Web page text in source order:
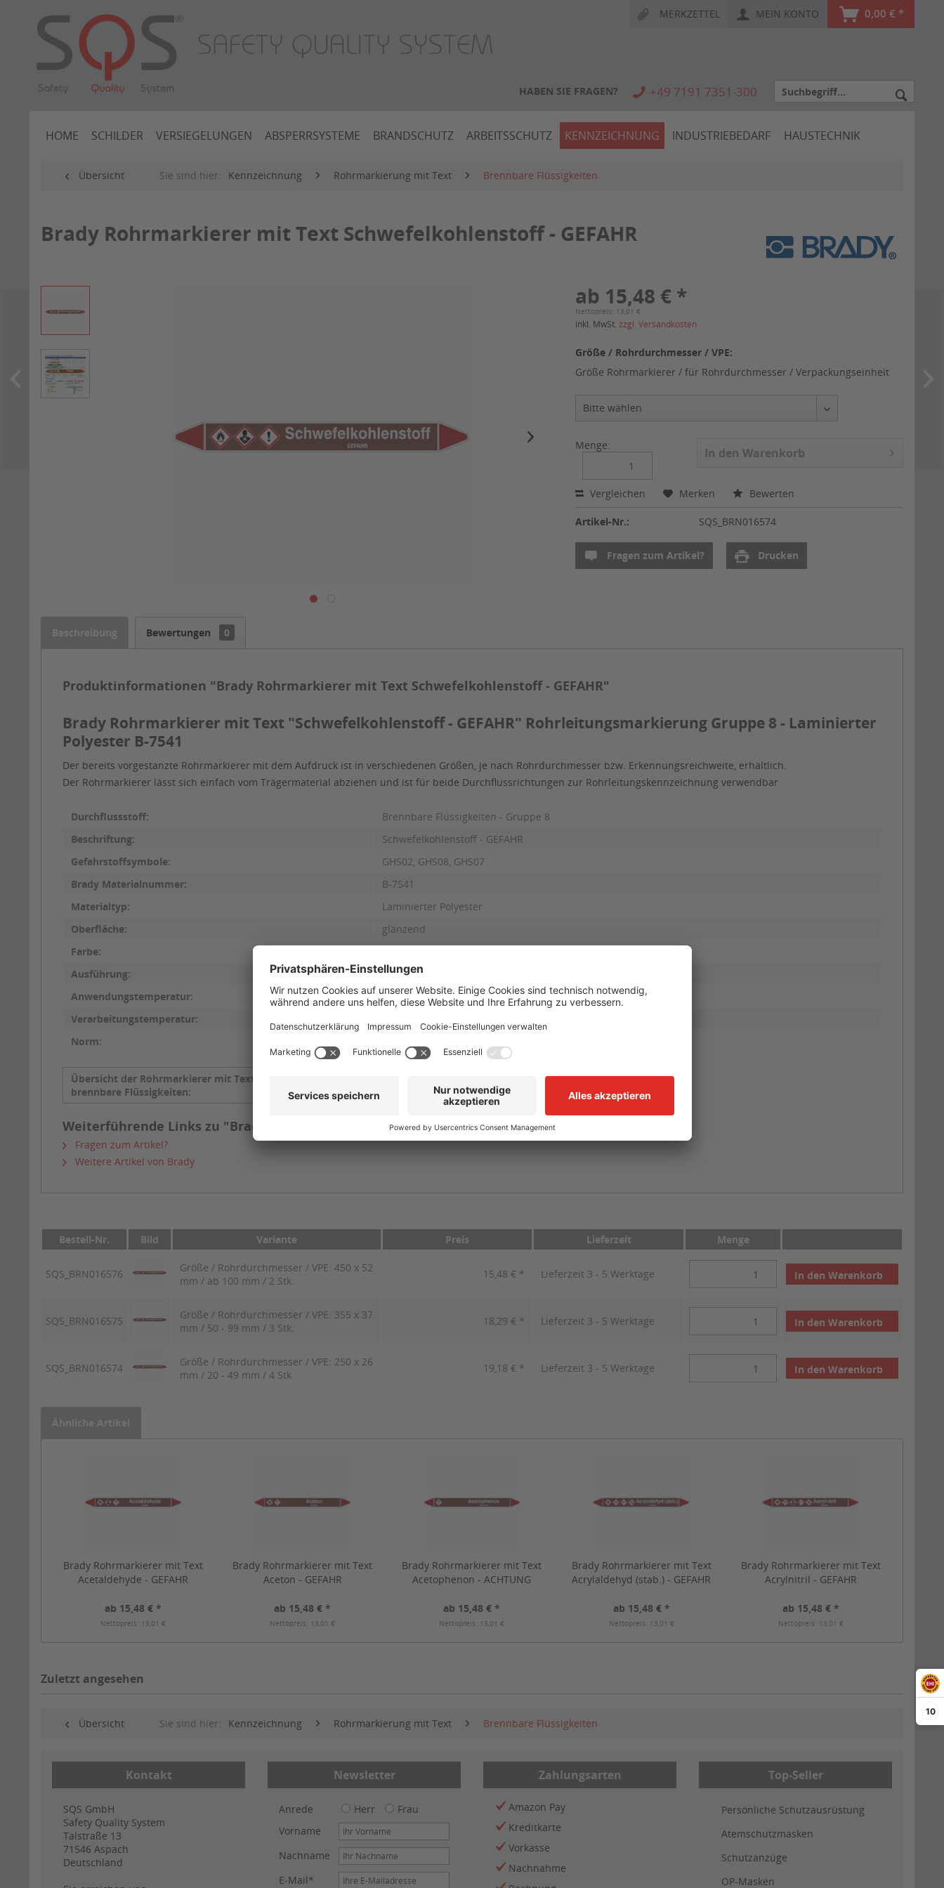
10
MERKZETTEL MEIN KONTO 0,00 € *
HABEN SIE FRAGEN? +49 7191 7351-300
HOME SCHILDER VERSIEGELUNGEN ABSPERRSYSTEME BRANDSCHUTZ ARBEITSSCHUTZ KENNZEICHNUNG INDUSTRIEBEDARF HAUSTECHNIK
Übersicht Sie sind hier: Kennzeichnung Rohrmarkierung mit Text Brennbare Flüssigkeiten
Brady Rohrmarkierer mit Text Schwefelkohlenstoff - GEFAHR
ab 15,48 € *
Nettopreis: 13,01 €
inkl. MwSt.zzgl. Versandkosten
Größe / Rohrdurchmesser / VPE:
Größe Rohrmarkierer / für Rohrdurchmesser / Verpackungseinheit
Menge:
In den Warenkorb
Vergleichen Merken Bewerten
Artikel-Nr.: SQS_BRN016574
Fragen zum Artikel? Drucken
Beschreibung Bewertungen 0
Produktinformationen "Brady Rohrmarkierer mit Text Schwefelkohlenstoff - GEFAHR"
Brady Rohrmarkierer mit Text "Schwefelkohlenstoff - GEFAHR" Rohrleitungsmarkierung Gruppe 8 - Laminierter
Polyester B-7541
Der bereits vorgestanzte Rohrmarkierer mit dem Aufdruck ist in verschiedenen Größen, je nach Rohrdurchmesser bzw. Erkennungsreichweite, erhältlich.
Der Rohrmarkierer lässt sich einfach vom Trägermaterial abziehen und ist für beide Durchflussrichtungen zur Rohrleitungskennzeichnung verwendbar
Durchflussstoff:
Brennbare Flüssigkeiten - Gruppe 8
Beschriftung:
Schwefelkohlenstoff - GEFAHR
Gefahrstoffsymbole:
GHS02, GHS08, GHS07
Brady Materialnummer:
B-7541
Materialtyp:
Laminierter Polyester
Oberfläche:
glänzend
Farbe:
Ausführung:
selbstklebend, vorgestanzt auf Trägermaterial
Anwendungstemperatur:
-40 °C bis +110 °C
Verarbeitungstemperatur:
Norm:
Übersicht der Rohrmarkierer mit Text
brennbare Flüssigkeiten:
Weiterführende Links zu "Brady Rohrmarkierer mit Text Schwefelkohlenstoff - GEFAHR"
Fragen zum Artikel?
Weitere Artikel von Brady
Bestell-Nr. Bild Variante Preis Lieferzeit Menge
SQS_BRN016576
Größe / Rohrdurchmesser / VPE: 450 x 52
mm / ab 100 mm / 2 Stk.
15,48 € * Lieferzeit 3 - 5 Werktage In den Warenkorb
SQS_BRN016575
Größe / Rohrdurchmesser / VPE: 355 x 37
mm / 50 - 99 mm / 3 Stk.
18,29 € * Lieferzeit 3 - 5 Werktage In den Warenkorb
SQS_BRN016574
Größe / Rohrdurchmesser / VPE: 250 x 26
mm / 20 - 49 mm / 4 Stk
19,18 € * Lieferzeit 3 - 5 Werktage In den Warenkorb
Ähnliche Artikel
Brady Rohrmarkierer mit Text
Acetaldehyde - GEFAHR
ab 15,48 € *
Nettopreis: 13,01 €
Brady Rohrmarkierer mit Text
Aceton - GEFAHR
ab 15,48 € *
Nettopreis: 13,01 €
Brady Rohrmarkierer mit Text
Acetophenon - ACHTUNG
ab 15,48 € *
Nettopreis: 13,01 €
Brady Rohrmarkierer mit Text
Acrylaldehyd (stab.) - GEFAHR
ab 15,48 € *
Nettopreis: 13,01 €
Brady Rohrmarkierer mit Text
Acrylnitril - GEFAHR
ab 15,48 € *
Nettopreis: 13,01 €
Zuletzt angesehen
Übersicht Sie sind hier: Kennzeichnung Rohrmarkierung mit Text Brennbare Flüssigkeiten
Kontakt
SQS GmbH
Safety Quality System
Talstraße 13
71546 Aspach
Deutschland
Newsletter
Anrede Herr
Frau
Vorname
Nachname
E-Mail*
Zahlungsarten
Amazon Pay
Kreditkarte
Vorkasse
Nachnahme
Top-Seller
Persönliche Schutzausrüstung
Atemschutzmasken
Schutzanzüge
OP-Masken